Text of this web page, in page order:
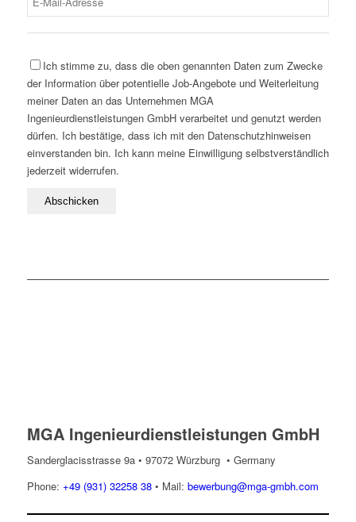
Ich stimme zu, dass die oben genannten Daten zum Zwecke
der Information über potentielle Job-Angebote und Weiterleitung
meiner Daten an das Unternehmen MGA
Ingenieurdienstleistungen GmbH verarbeitet und genutzt werden
dürfen. Ich bestätige, dass ich mit den Datenschutzhinweisen
einverstanden bin. Ich kann meine Einwilligung selbstverständlich
jederzeit widerrufen.
MGA Ingenieurdienstleistungen GmbH
Sanderglacisstrasse 9a • 97072 Würzburg • Germany
Phone: +49 (931) 32258 38• Mail: bewerbung@mga-gmbh.com